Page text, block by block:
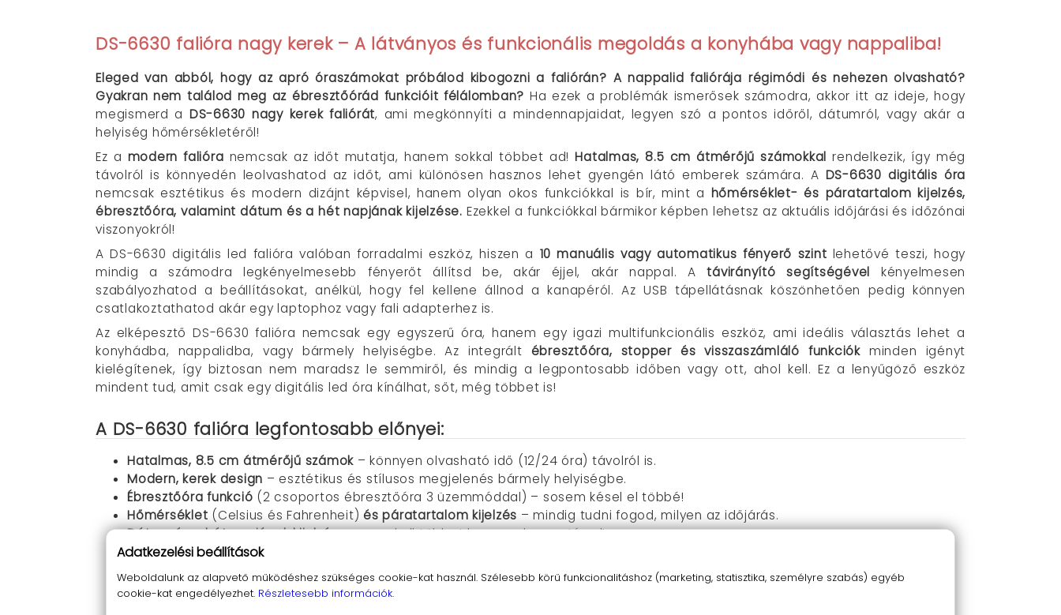
DS-6630 falióra nagy kerek – A látványos és funkcionális megoldás a konyhába vagy nappaliba!
Eleged van abból, hogy az apró óraszámokat próbálod kibogozni a faliórán? A nappalid faliórája régimódi és nehezen olvasható?
Gyakran nem találod meg az ébresztőórád funkcióit félálomban? Ha ezek a problémák ismerősek számodra, akkor itt az ideje, hogy
megismerd a DS-6630 nagy kerek faliórát, ami megkönnyíti a mindennapjaidat, legyen szó a pontos időről, dátumról, vagy akár a
helyiség hőmérsékletéről!
Ez a modern falióra nemcsak az időt mutatja, hanem sokkal többet ad!Hatalmas, 8.5 cm átmérőjű számokkal rendelkezik, így még
távolról is könnyedén leolvashatod az időt, ami különösen hasznos lehet gyengén látó emberek számára. A DS-6630 digitális óra
nemcsak esztétikus és modern dizájnt képvisel, hanem olyan okos funkciókkal is bír, mint a hőmérséklet- és páratartalom kijelzés,
ébresztőóra, valamint dátum és a hét napjának kijelzése. Ezekkel a funkciókkal bármikor képben lehetsz az aktuális időjárási és időzónai
viszonyokról!
A DS-6630 digitális led falióra valóban forradalmi eszköz, hiszen a 10 manuális vagy automatikus fényerő szint lehetővé teszi, hogy
mindig a számodra legkényelmesebb fényerőt állítsd be, akár éjjel, akár nappal. Atávirányító segítségével kényelmesen
szabályozhatod a beállításokat, anélkül, hogy fel kellene állnod a kanapéról. Az USB tápellátásnak köszönhetően pedig könnyen
csatlakoztathatod akár egy laptophoz vagy fali adapterhez is.
Az elképesztő DS-6630 falióra nemcsak egy egyszerű óra, hanem egy igazi multifunkcionális eszköz, ami ideális választás lehet a
konyhádba, nappalidba, vagy bármely helyiségbe. Az integrált ébresztőóra, stopper és visszaszámláló funkciókminden igényt
kielégítenek, így biztosan nem maradsz le semmiről, és mindig a legpontosabb időben vagy ott, ahol kell. Ez a lenyűgöző eszköz
mindent tud, amit csak egy digitális led óra kínálhat, sőt, még többet is!
A DS-6630 falióra legfontosabb előnyei:
Hatalmas, 8.5 cm átmérőjű számok – könnyen olvasható idő (12/24 óra) távolról is.
Modern, kerek design – esztétikus és stílusos megjelenés bármely helyiségbe.
Ébresztőóra funkció (2 csoportos ébresztőóra 3 üzemmóddal) – sosem késel el többé!
Hőmérséklet (Celsius és Fahrenheit) és páratartalom kijelzés – mindig tudni fogod, milyen az időjárás.
Dátum és a hét napjának kijelzése– nem kell többet keresned a naptárad!
USB tápellátás– egyszerűen csatlakoztatható, bárhol használható.
– kényelmes vezérlés anélkül, hogy felállnál.
10 manuális/automatikus fényerő szint– állítsd be a számodra tökéletes fényt.
Adatkezelési beállítások
Weboldalunk az alapvető működéshez szükséges cookie-kat használ. Szélesebb körű funkcionalitáshoz (marketing, statisztika, személyre szabás) egyéb
cookie-kat engedélyezhet. Részletesebb információk.